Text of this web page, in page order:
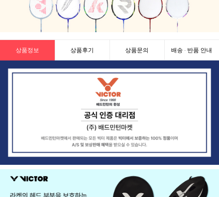
상품정보 상품후기 상품문의 배송 · 반품 안내